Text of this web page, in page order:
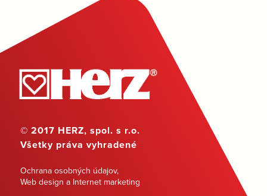
© 2017 HERZ, spol. s r.o.
Všetky práva vyhradené
Ochrana osobných údajov,
Web design a Internet marketing